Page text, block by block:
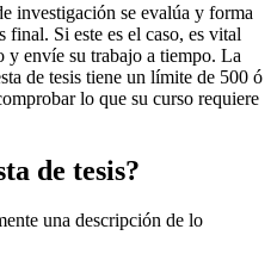
investigación se evalúa y forma
final. Si este es el caso, es vital
y envíe su trabajo a tiempo. La
de tesis tiene un límite de 500 ó
lo que su curso requiere
de tesis?
una descripción de lo